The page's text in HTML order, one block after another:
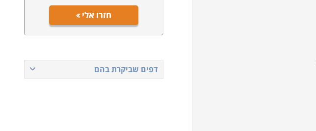
חזרו אלי
דפים שביקרת בהם